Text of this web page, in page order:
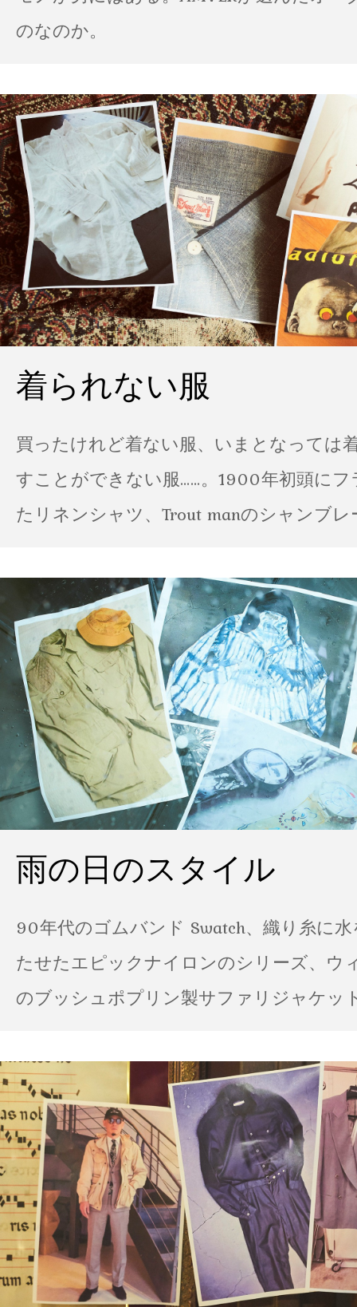
のなのか。
着られない服
買ったけれど着ない服、いまとなっては
すことができない服……。1900年初頭に
たリネンシャツ、Trout manのシャンブ
雨の日のスタイル
90年代のゴムバンド Swatch、織り糸に
たせたエピックナイロンのシリーズ、ウ
のブッシュポプリン製サファリジャケッ